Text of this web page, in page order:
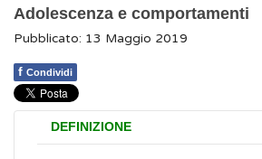
Adolescenza e comportamenti
Pubblicato: 13 Maggio 2019
f Condividi
DEFINIZIONE